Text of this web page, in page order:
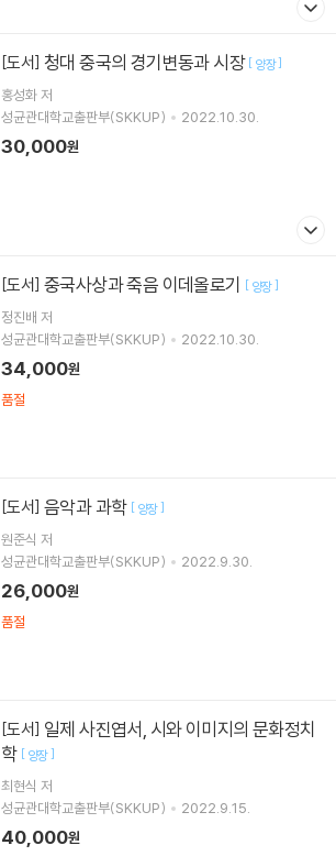
[도서] 청대 중국의 경기변동과 시장 [ 양장]
홍성화저
성균관대학교출판부(SKKUP)
2022.10.30.
30,000원
[도서] 중국사상과 죽음 이데올로기 [ 양장]
정진배 저
성균관대학교출판부(SKKUP)
2022.10.30.
34,000원
품절
[도서] 음악과 과학 [ 양장]
원준식 저
성균관대학교출판부(SKKUP)
2022.9.30.
26,000원
품절
[도서]
학 [ 양장]
최현식 저
성균관대학교출판부(SKKUP)
2022.9.15.
40,000원